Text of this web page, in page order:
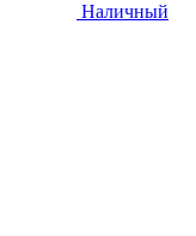
Наличный